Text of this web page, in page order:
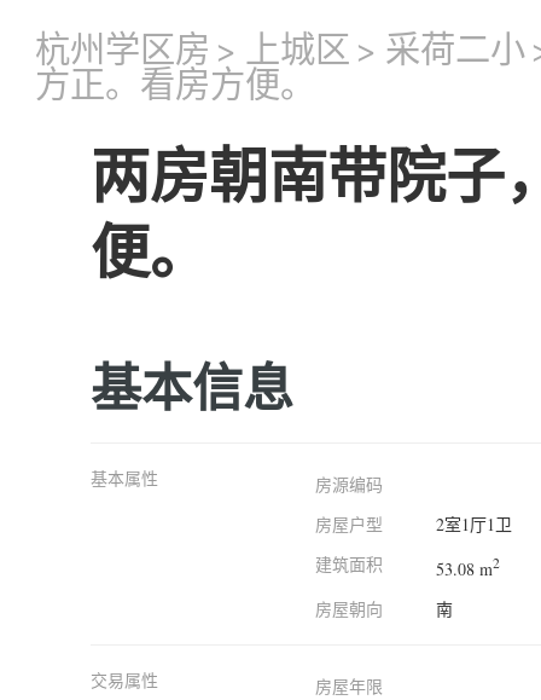
杭州学区房 > 上城区 > 采荷二小
方正。看房方便。
两房朝南带院子
便。
基本信息
基本属性
房源编码
房屋户型
2室1厅1卫
建筑面积
53.08 m2
房屋朝向 南
交易属性
房屋年限